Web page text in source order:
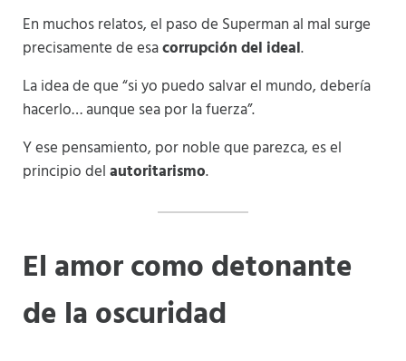
En muchos relatos, el paso de Superman al mal surge
precisamente de esacorrupción del ideal.
La idea de que “si yo puedo salvar el mundo, debería
hacerlo… aunque sea por la fuerza”.
Y ese pensamiento, por noble que parezca, es el
principio delautoritarismo.
El amor como detonante
de la oscuridad